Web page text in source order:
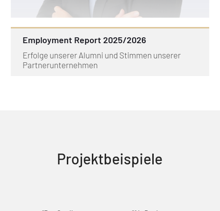
sibe.de
Mobil: +49 (0)173 – 28 45 318
Employment Report 2025/2026
Erfolge unserer Alumni und Stimmen unserer
Partnerunternehmen
Projektbeispiele